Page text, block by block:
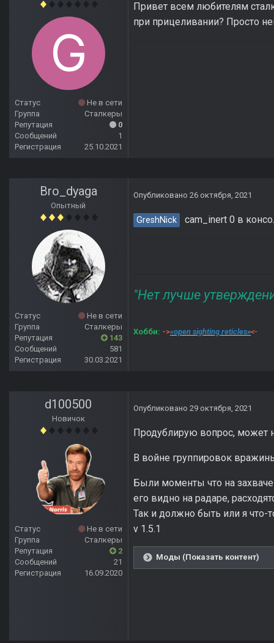
Статус
Не в сети
Группа
Сталкеры
Репутация
0
Сообщений
1
Регистрация
25.10.2021
Привет всем любителям
при прицеливании? Просто
Bro_dyaga
Опытный
Статус
Не в сети
Группа
Сталкеры
Репутация
143
Сообщений
581
Регистрация
30.03.2021
Опубликовано 26 октября, 2021
GreshNick cam_inert 0 в
"Нет лучше
Хобби: ->«open sighting reticles»<-
d100500
Новичок
Статус
Не в сети
Группа
Сталкеры
Репутация
2
Сообщений
21
Регистрация
16.09.2020
Опубликовано 29 октября, 2021
Продублирую вопрос, может
В войне группировок
Были моменты что на
его видно на радаре,
Так и должно быть или я что-
v 1.5.1
Моды (Показать контент)